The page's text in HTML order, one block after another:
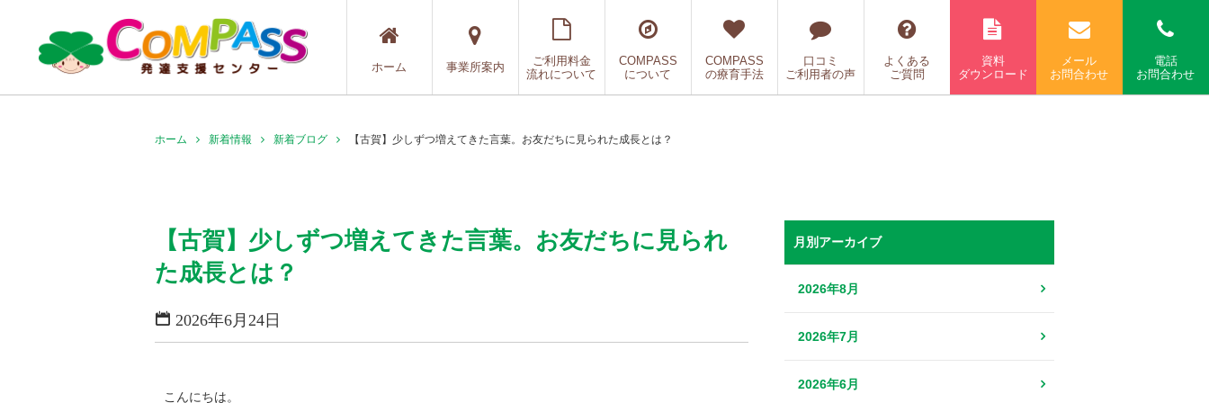
ホーム 事業所案内
ご利用料金
流れについて
COMPASS
について
COMPASS
の療育手法
口コミ
ご利用者の声
よくある
ご質問
資料
ダウンロード
メール
お問合わせ
電話
お問合わせ
ホーム 新着情報 新着ブログ 【古賀】少しずつ増えてきた言葉。お友だちに見られた成長とは？
【古賀】少しずつ増えてきた言葉。お友だちに見られ
た成長とは？
2026年6月24日
こんにちは。
月別アーカイブ
2026年8月
2026年7月
2026年6月